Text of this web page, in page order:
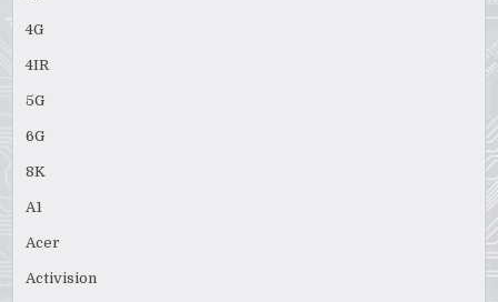
4G
4IR
5G
6G
8K
A1
Acer
Activision